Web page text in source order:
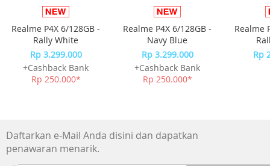
- Buku Manual
Realme P4X 6/128GB -
Rally White
Rp 3.299.000
+Cashback Bank
Rp 250.000*
Realme P4X 6/128GB -
Navy Blue
Rp 3.299.000
+Cashback Bank
Rp 250.000*
Realme
Rp
Daftarkan e-Mail Anda disini dan dapatkan
penawaran menarik.